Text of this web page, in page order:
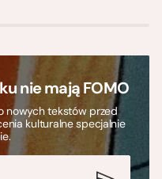
nie mają FOMO
nowych tekstów przed
kulturalne specjalnie